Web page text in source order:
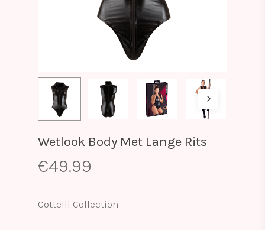
Wetlook Body Met Lange Rits
€49.99
Cottelli Collection